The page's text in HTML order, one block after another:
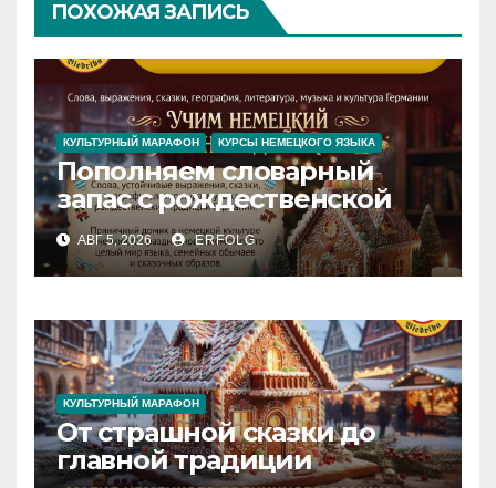
ПОХОЖАЯ ЗАПИСЬ
КУЛЬТУРНЫЙ МАРАФОН КУРСЫ НЕМЕЦКОГО ЯЗЫКА
Пополняем словарный
запас с рождественской
сказкой! Учим немецкий
вместе с Lebkuchenhaus
АВГ 5, 2026 ERFOLG
КУЛЬТУРНЫЙ МАРАФОН
От страшной сказки до
главной традиции